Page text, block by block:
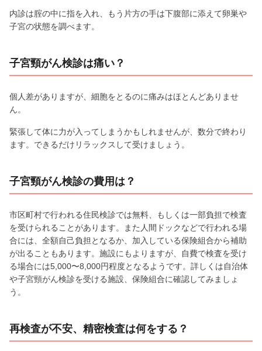
内診は腟の中に指を入れ、もう片方の手は下腹部に添えて卵巣や
子宮の状態を調べます。
子宮頸がん検診は痛い？
個人差がありますが、細胞をとるのに痛みはほとんどありませ
ん。
緊張して体に力が入ってしまうかもしれませんが、数分で終わり
ます。できるだけリラックスして受けましょう。
子宮頸がん検診の費用は？
市区町村で行われる住民検診では無料、もしくは一部負担で検査
を受けられることがあります。また人間ドックなどで行われる場
合には、全額自己負担となるか、加入している保険組合から補助
が出ることもあります。施設にもよりますが、自費で検査を受け
る場合には5,000〜8,000円程度となるようです。詳しくは自治体
や子宮頸がん検診を受ける施設、保険組合に確認してみましょ
う。
再検査が不安、精密検査は何をする？